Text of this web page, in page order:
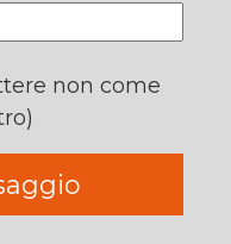
non come